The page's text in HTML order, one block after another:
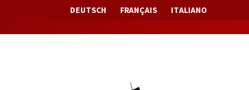
DEUTSCH FRANÇAIS ITALIANO